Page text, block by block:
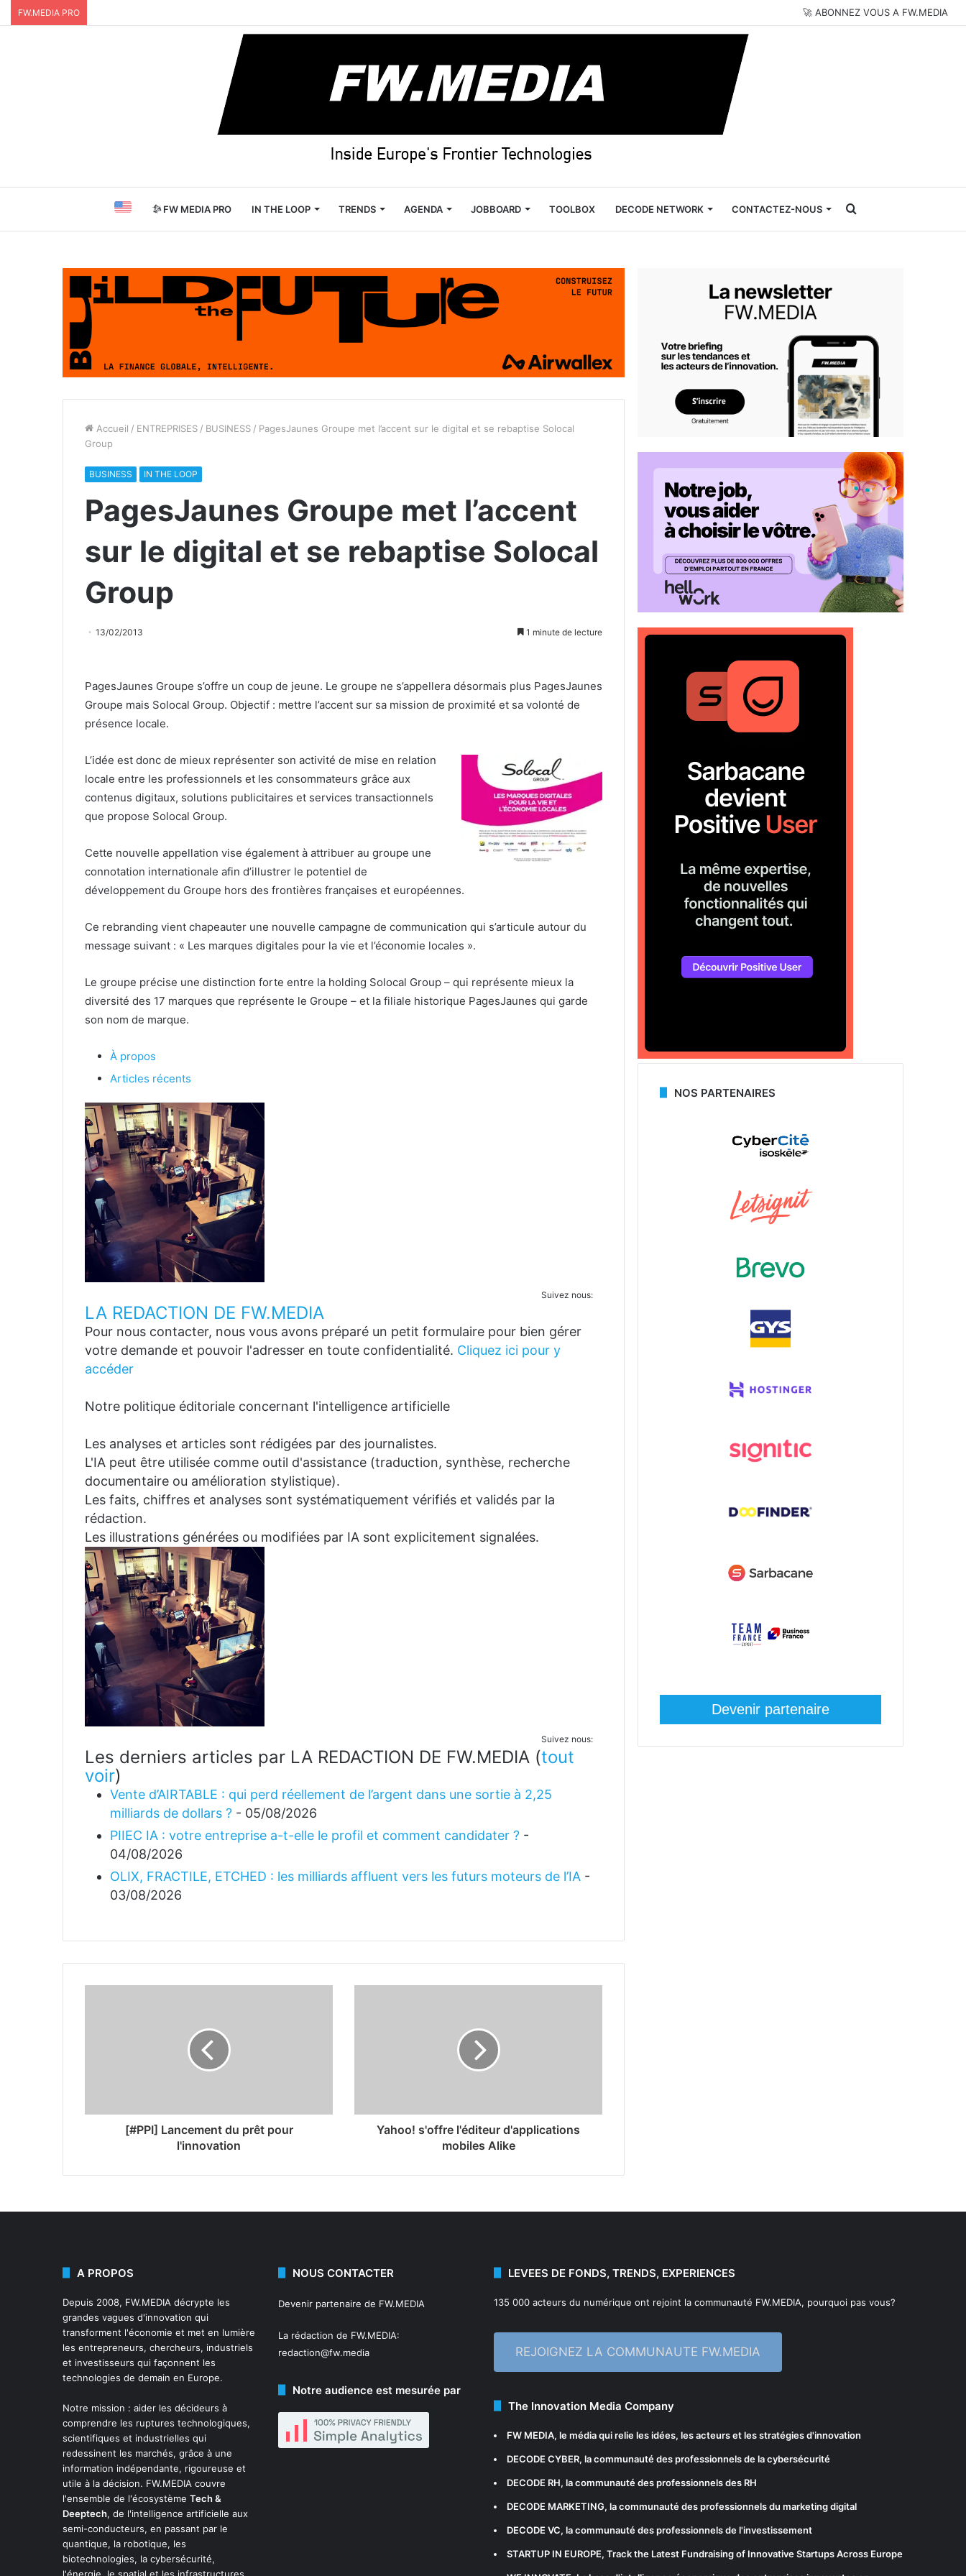
FW.MEDIA PRO 🚀 ABONNEZ VOUS A FW.MEDIA
FW MEDIA PRO IN THE LOOP TRENDS AGENDA JOBBOARD TOOLBOX DECODE NETWORK CONTACTEZ-NOUS Rechercher
Accueil / ENTREPRISES / BUSINESS / PagesJaunes Groupe met l’accent sur le digital et se rebaptise Solocal
Group
BUSINESS IN THE LOOP
PagesJaunes Groupe met l’accent
sur le digital et se rebaptise Solocal
Group
13/02/2013 1 minute de lecture
PagesJaunes Groupe s’offre un coup de jeune. Le groupe ne s’appellera désormais plus PagesJaunes
Groupe mais Solocal Group. Objectif : mettre l’accent sur sa mission de proximité et sa volonté de
présence locale.
L’idée est donc de mieux représenter son activité de mise en relation
locale entre les professionnels et les consommateurs grâce aux
contenus digitaux, solutions publicitaires et services transactionnels
que propose Solocal Group.
Cette nouvelle appellation vise également à attribuer au groupe une
connotation internationale afin d’illustrer le potentiel de
développement du Groupe hors des frontières françaises et européennes.
Ce rebranding vient chapeauter une nouvelle campagne de communication qui s’articule autour du
message suivant : « Les marques digitales pour la vie et l’économie locales ».
Le groupe précise une distinction forte entre la holding Solocal Group – qui représente mieux la
diversité des 17 marques que représente le Groupe – et la filiale historique PagesJaunes qui garde
son nom de marque.
À propos
Articles récents
Suivez nous:
LA REDACTION DE FW.MEDIA
Pour nous contacter, nous vous avons préparé un petit formulaire pour bien gérer
votre demande et pouvoir l'adresser en toute confidentialité. Cliquez ici pour y
accéder
Notre politique éditoriale concernant l'intelligence artificielle
Les analyses et articles sont rédigées par des journalistes.
L'IA peut être utilisée comme outil d'assistance (traduction, synthèse, recherche
documentaire ou amélioration stylistique).
Les faits, chiffres et analyses sont systématiquement vérifiés et validés par la
rédaction.
Les illustrations générées ou modifiées par IA sont explicitement signalées.
Suivez nous:
Les derniers articles par LA REDACTION DE FW.MEDIA (tout
voir)
Vente d’AIRTABLE : qui perd réellement de l’argent dans une sortie à 2,25
milliards de dollars ? - 05/08/2026
PIIEC IA : votre entreprise a-t-elle le profil et comment candidater ? -
04/08/2026
OLIX, FRACTILE, ETCHED : les milliards affluent vers les futurs moteurs de l’IA -
03/08/2026
[#PPI] Lancement du prêt pour
l'innovation
Yahoo! s'offre l'éditeur d'applications
mobiles Alike
NOS PARTENAIRES
Devenir partenaire
A PROPOS
Depuis 2008, FW.MEDIA décrypte les
grandes vagues d'innovation qui
transforment l'économie et met en lumière
les entrepreneurs, chercheurs, industriels
et investisseurs qui façonnent les
technologies de demain en Europe.
Notre mission : aider les décideurs à
comprendre les ruptures technologiques,
scientifiques et industrielles qui
redessinent les marchés, grâce à une
information indépendante, rigoureuse et
utile à la décision. FW.MEDIA couvre
l'ensemble de l'écosystème Tech &
Deeptech, de l'intelligence artificielle aux
semi-conducteurs, en passant par le
quantique, la robotique, les
biotechnologies, la cybersécurité,
l'énergie, le spatial et les infrastructures
NOUS CONTACTER
Devenir partenaire de FW.MEDIA
La rédaction de FW.MEDIA:
redaction@fw.media
Notre audience est mesurée par
LEVEES DE FONDS, TRENDS, EXPERIENCES
135 000 acteurs du numérique ont rejoint la communauté FW.MEDIA, pourquoi pas vous?
REJOIGNEZ LA COMMUNAUTE FW.MEDIA
The Innovation Media Company
FW MEDIA, le média qui relie les idées, les acteurs et les stratégies d'innovation
DECODE CYBER, la communauté des professionnels de la cybersécurité
DECODE RH, la communauté des professionnels des RH
DECODE MARKETING, la communauté des professionnels du marketing digital
DECODE VC, la communauté des professionnels de l'investissement
STARTUP IN EUROPE, Track the Latest Fundraising of Innovative Startups Across Europe